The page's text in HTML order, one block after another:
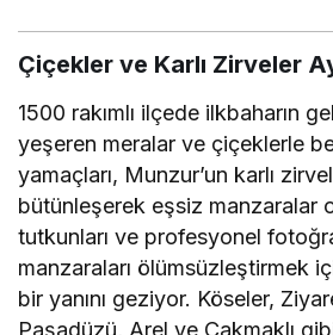
Çiçekler ve Karlı Zirveler
1500 rakımlı ilçede ilkbaharın
yeşeren meralar ve çiçeklerle
yamaçları, Munzur’un karlı
bütünleşerek eşsiz manzaralar
tutkunları ve profesyonel
manzaraları ölümsüzleştirmek
bir yanını geziyor. Köseler,
Paşadüzü, Arel ve Çakmaklı